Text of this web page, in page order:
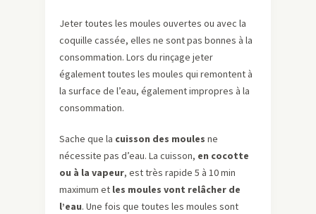
Jeter toutes les moules ouvertes ou avec la
coquille cassée, elles ne sont pas bonnes à la
consommation. Lors du rinçage jeter
également toutes les moules qui remontent à
la surface de l’eau, également impropres à la
consommation.
Sache que la cuisson des moules ne
nécessite pas d’eau. La cuisson, en cocotte
ou à la vapeur, est très rapide 5 à 10 min
maximum et les moules vont relâcher de
l’eau. Une fois que toutes les moules sont